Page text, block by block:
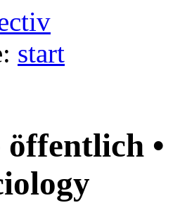
start
öffentlich